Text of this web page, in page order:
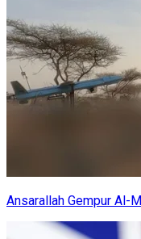
Ansarallah Gempur Al-